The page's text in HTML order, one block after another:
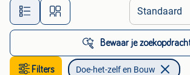
Alle afstanden…
Bewaar je
Filters Doe-het-zelf en Bouw